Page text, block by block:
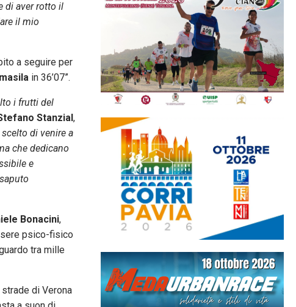
di aver rotto il
il mio
a seguire per
in 36’07”.
i frutti del
Stanzial ,
di venire a
che dedicano
e
Bonacini,
psico-fisico
tra mille
di Verona